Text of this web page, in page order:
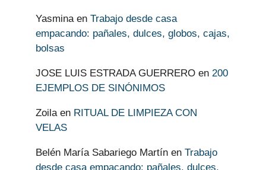
Yasminaen Trabajo desde casa
empacando: pañales, dulces, globos, cajas,
bolsas
JOSE LUIS ESTRADA GUERRERO en 200
EJEMPLOS DE SINÓNIMOS
Zoilaen RITUAL DE LIMPIEZA CON
VELAS
Belén María Sabariego Martín en Trabajo
desde casa empacando: pañales, dulces,